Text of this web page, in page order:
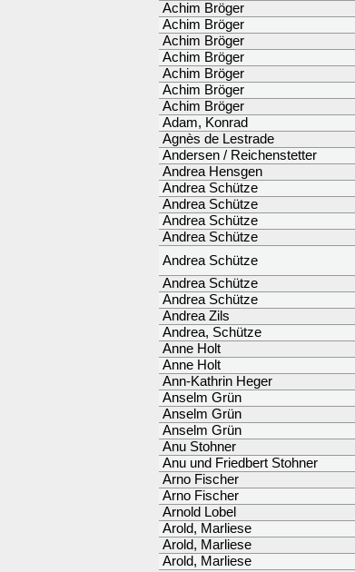
Achim Bröger
Achim Bröger
Achim Bröger
Achim Bröger
Achim Bröger
Achim Bröger
Achim Bröger
Adam, Konrad
Agnès de Lestrade
Andersen / Reichenstetter
Andrea Hensgen
Andrea Schütze
Andrea Schütze
Andrea Schütze
Andrea Schütze
Andrea Schütze
Andrea Schütze
Andrea Schütze
Andrea Zils
Andrea, Schütze
Anne Holt
Anne Holt
Ann-Kathrin Heger
Anselm Grün
Anselm Grün
Anselm Grün
Anu Stohner
Anu und Friedbert Stohner
Arno Fischer
Arno Fischer
Arnold Lobel
Arold, Marliese
Arold, Marliese
Arold, Marliese